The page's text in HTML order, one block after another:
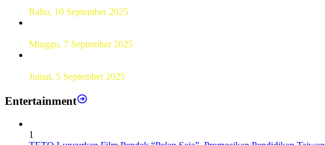
Rabu, 10 September 2025
Minggu, 7 September 2025
Jumat, 5 September 2025
Entertainment
1